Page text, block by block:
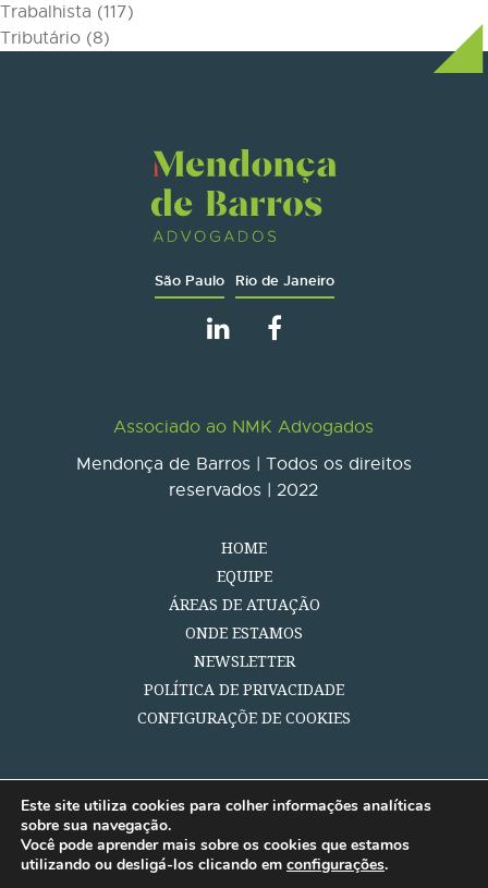
Trabalhista (117)
Tributário (8)
São Paulo Rio de Janeiro
Associado ao NMK Advogados
Mendonça de Barros | Todos os direitos
reservados | 2022
HOME
EQUIPE
ÁREAS DE ATUAÇÃO
ONDE ESTAMOS
NEWSLETTER
POLÍTICA DE PRIVACIDADE
CONFIGURAÇÕE DE COOKIES
Este site utiliza cookies para colher informações analíticas
sobre sua navegação.
Você pode aprender mais sobre os cookies que estamos
utilizando ou desligá-los clicando em configurações.